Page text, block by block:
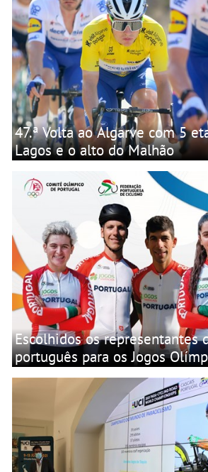
47.ª Volta ao Algarve com 5
Lagos e o alto do Malhão
Escolhidos os representantes
português para os Jogos